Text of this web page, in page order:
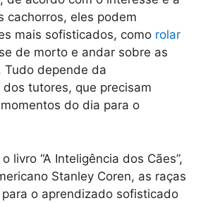
cachorros, eles podem
mais sofisticados, como rolar
de morto e andar sobre as
Tudo depende da
tutores, que precisam
do dia para o
livro “A Inteligência dos Cães”,
Stanley Coren, as raças
o aprendizado sofisticado